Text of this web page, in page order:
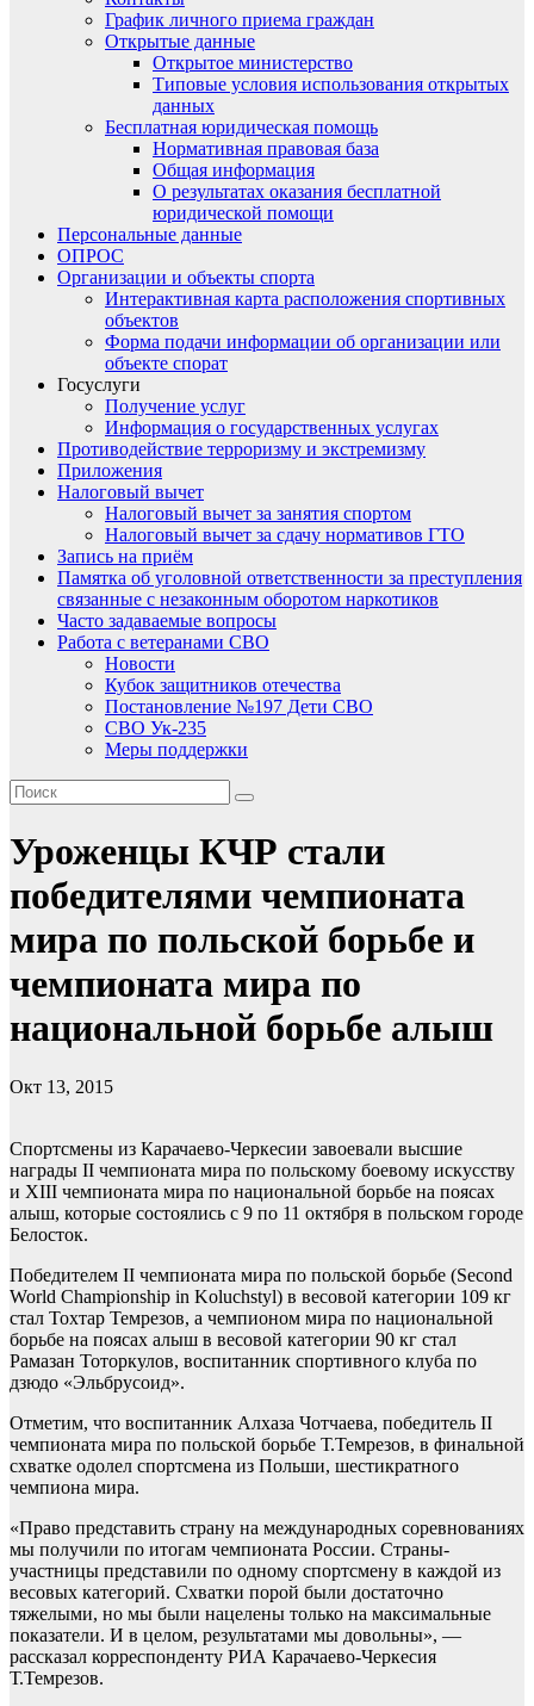
График личного приема граждан
Открытые данные
Открытое министерство
Типовые условия использования открытых
данных
Бесплатная юридическая помощь
Нормативная правовая база
Общая информация
О результатах оказания бесплатной
юридической помощи
Персональные данные
ОПРОС
Организации и объекты спорта
Интерактивная карта расположения спортивных
объектов
Форма подачи информации об организации или
объекте спорат
Госуслуги
Получение услуг
Информация о государственных услугах
Противодействие терроризму и экстремизму
Приложения
Налоговый вычет
Налоговый вычет за занятия спортом
Налоговый вычет за сдачу нормативов ГТО
Запись на приём
Памятка об уголовной ответственности за преступления
связанные с незаконным оборотом наркотиков
Часто задаваемые вопросы
Работа с ветеранами СВО
Новости
Кубок защитников отечества
Постановление №197 Дети СВО
СВО Ук-235
Меры поддержки
Уроженцы КЧР стали
победителями чемпионата
мира по польской борьбе и
чемпионата мира по
национальной борьбе алыш
Окт 13, 2015
Спортсмены из Карачаево-Черкесии завоевали высшие
награды II чемпионата мира по польскому боевому искусству
и XIII чемпионата мира по национальной борьбе на поясах
алыш, которые состоялись с 9 по 11 октября в польском городе
Белосток.
Победителем II чемпионата мира по польской борьбе (Second
World Championship in Koluchstyl) в весовой категории 109 кг
стал Тохтар Темрезов, а чемпионом мира по национальной
борьбе на поясах алыш в весовой категории 90 кг стал
Рамазан Тоторкулов, воспитанник спортивного клуба по
дзюдо «Эльбрусоид».
Отметим, что воспитанник Алхаза Чотчаева, победитель II
чемпионата мира по польской борьбе Т.Темрезов, в финальной
схватке одолел спортсмена из Польши, шестикратного
чемпиона мира.
«Право представить страну на международных соревнованиях
мы получили по итогам чемпионата России. Страны-
участницы представили по одному спортсмену в каждой из
весовых категорий. Схватки порой были достаточно
тяжелыми, но мы были нацелены только на максимальные
показатели. И в целом, результатами мы довольны», —
рассказал корреспонденту РИА Карачаево-Черкесия
Т.Темрезов.